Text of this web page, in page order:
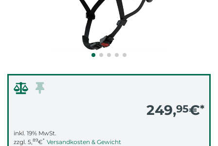
249,95€*
inkl. 19% MwSt.
zzgl. 5,89€* Versandkosten & Gewicht